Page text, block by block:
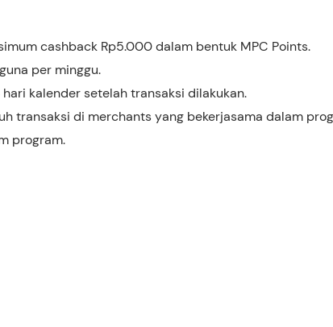
cashback Rp5.000 dalam bentuk MPC Points.
per minggu.
kalender setelah transaksi dilakukan.
transaksi di merchants yang bekerjasama dalam
program.